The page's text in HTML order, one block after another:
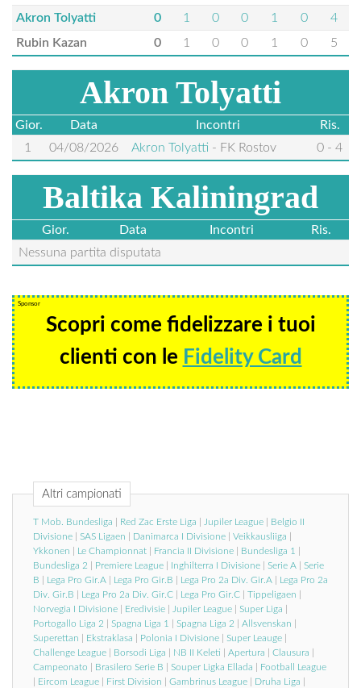
Akron Tolyatti
0 1 0 0 1 0
4
Rubin Kazan
0 1 0 0 1 0 5
Akron Tolyatti
Gior. Data Incontri
Ris.
1
04/08/2026 Akron Tolyatti - FK Rostov 0 - 4
Baltika Kaliningrad
Gior. Data Incontri
Ris.
Nessuna partita disputata
Sponsor
Scopri come fidelizzare i tuoi
clienti con le Fidelity Card
Altri campionati
T Mob. Bundesliga Red Zac Erste Liga Jupiler League
Belgio II
Divisione
SAS Ligaen Danimarca I Divisione Veikkausliiga
Ykkonen
Le Championnat Francia II Divisione Bundesliga 1
Bundesliga 2
Premiere League Inghilterra I Divisione Serie A
Serie
B
Lega Pro Gir.A Lega Pro Gir.B Lega Pro 2a Div. Gir.A
Lega Pro 2a
Div. Gir.B
Lega Pro 2a Div. Gir.C Lega Pro Gir.C Tippeligaen
Norvegia I Divisione
Eredivisie Jupiler League Super Liga
Portogallo Liga 2
Spagna Liga 1 Spagna Liga 2 Allsvenskan
Superettan
Ekstraklasa Polonia I Divisione Super Leauge
Challenge League
Borsodi Liga NB II Keleti Apertura Clausura
Campeonato
Brasilero Serie B Souper Ligka Ellada
Football League
Eircom League First Division Gambrinus League Druha Liga